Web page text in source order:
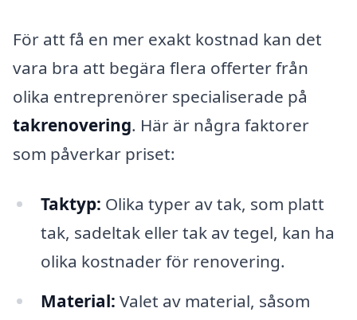
För att få en mer exakt kostnad kan det
vara bra att begära flera offerter från
olika entreprenörer specialiserade på
takrenovering. Här är några faktorer
som påverkar priset:
Taktyp: Olika typer av tak, som platt
tak, sadeltak eller tak av tegel, kan ha
olika kostnader för renovering.
Material: Valet av material, såsom